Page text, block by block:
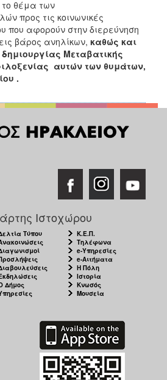
το θέμα των
προς τις κοινωνικές
που αφορούν στην διερεύνηση
βάρος ανηλίκων, καθώς και
Μεταβατικής
αυτών των θυμάτων,
.
Ιστοχώρου
Τύπου
Δήμος
Κ.Ε.Π.
Τηλέφωνα
e-Υπηρεσίες
e-Αιτήματα
Η Πόλη
Ιστορία
Κνωσός
Μουσεία